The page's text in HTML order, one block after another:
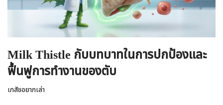
Milk Thistle กับบทบาทในการปกป้องและ
ฟื้นฟูการทำงานของตับ
เภสัชอยากเล่า